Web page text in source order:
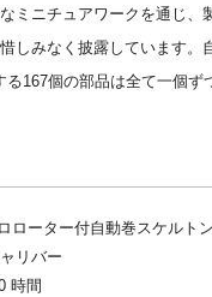
ミニチュアワークを通じ、
しみなく披露しています。
る167個の部品は全て一個ず
ローター付自動巻スケルト
リバー
時間